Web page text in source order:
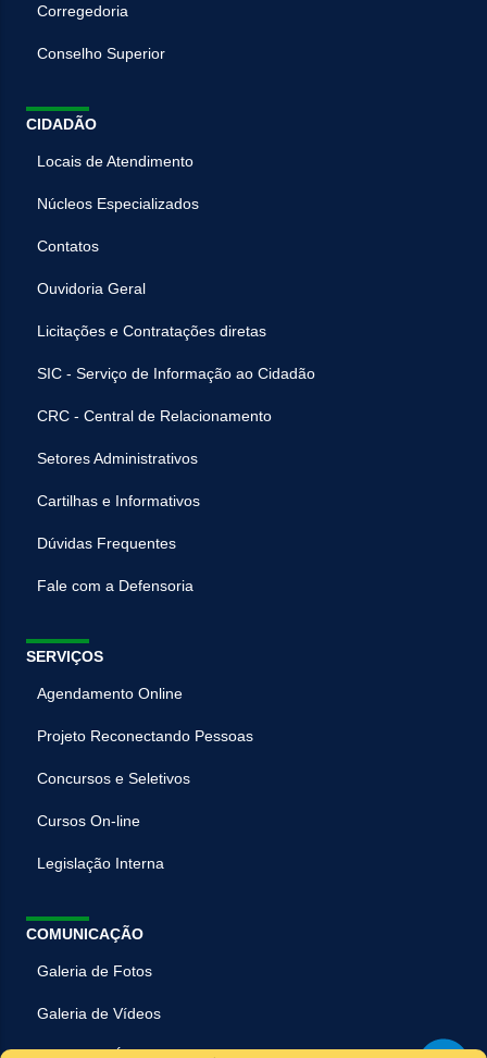
Corregedoria
Conselho Superior
CIDADÃO
Locais de Atendimento
Núcleos Especializados
Contatos
Ouvidoria Geral
Licitações e Contratações diretas
SIC - Serviço de Informação ao Cidadão
CRC - Central de Relacionamento
Setores Administrativos
Cartilhas e Informativos
Dúvidas Frequentes
Fale com a Defensoria
SERVIÇOS
Agendamento Online
Projeto Reconectando Pessoas
Concursos e Seletivos
Cursos On-line
Legislação Interna
COMUNICAÇÃO
Galeria de Fotos
Galeria de Vídeos